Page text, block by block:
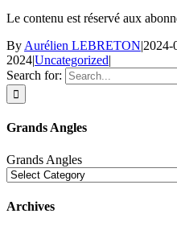
Le contenu est réservé aux
By Aurélien LEBRETON|2024-
2024|Uncategorized|
Search for:
Grands Angles
Grands Angles
Archives